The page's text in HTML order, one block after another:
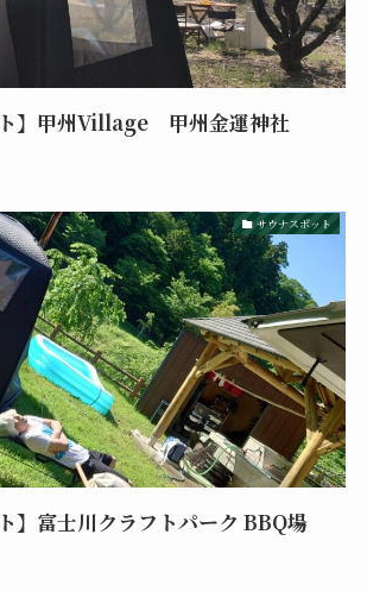
ト】甲州Village 甲州金運神社
サウナスポット
】富士川クラフトパーク BBQ場